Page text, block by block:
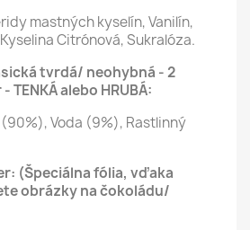
mastných kyselín, Vanilín,
Citrónová, Sukralóza.
tvrdá/ neohybná - 2
TENKÁ alebo HRUBÁ:
Voda (9%), Rastlinný
(Špeciálna fólia, vďaka
obrázky na čokoládu/